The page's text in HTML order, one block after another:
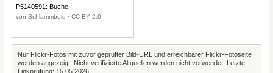
P5140591: Buche
von Schlammbold · CC BY 2.0
Nur Flickr-Fotos mit zuvor geprüfter Bild-URL und erreichbarer Flickr-Fotoseite
werden angezeigt. Nicht verifizierte Altquellen werden nicht verwendet. Letzte
Linkprüfung: 15.05.2026.